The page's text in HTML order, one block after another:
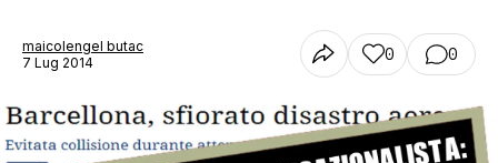
SCIENZA E TECNOLOGIA
SALUTE E MEDICINA
maicolengel butac
7 Lug 2014
0 0